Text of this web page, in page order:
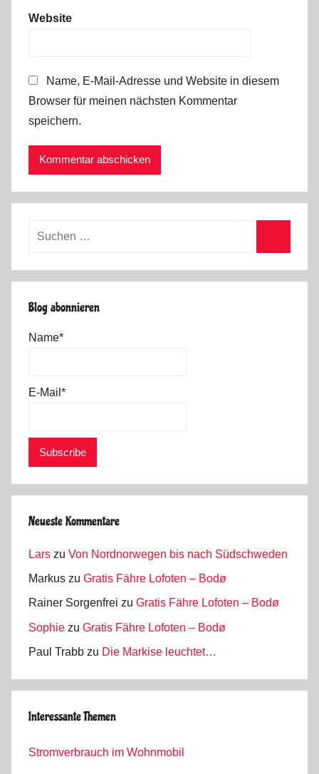
Website
Name, E-Mail-Adresse und Website in diesem
Browser für meinen nächsten Kommentar
speichern.
Suchen
Blog abonnieren
Name*
E-Mail*
Neueste Kommentare
Lars zu Von Nordnorwegen bis nach Südschweden
Markus zu Gratis Fähre Lofoten – Bodø
Rainer Sorgenfrei zu Gratis Fähre Lofoten – Bodø
Sophie zu Gratis Fähre Lofoten – Bodø
Paul Trabb zu Die Markise leuchtet…
Interessante Themen
Stromverbrauch im Wohnmobil